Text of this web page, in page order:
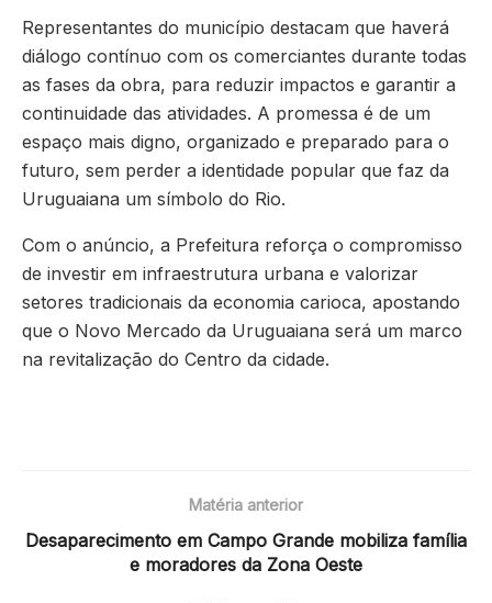
Representantes do município destacam que haverá
diálogo contínuo com os comerciantes durante todas
as fases da obra, para reduzir impactos e garantir a
continuidade das atividades. A promessa é de um
espaço mais digno, organizado e preparado para o
futuro, sem perder a identidade popular que faz da
Uruguaiana um símbolo do Rio.
Com o anúncio, a Prefeitura reforça o compromisso
de investir em infraestrutura urbana e valorizar
setores tradicionais da economia carioca, apostando
que o Novo Mercado da Uruguaiana será um marco
na revitalização do Centro da cidade.
Matéria anterior
Desaparecimento em Campo Grande mobiliza família
e moradores da Zona Oeste